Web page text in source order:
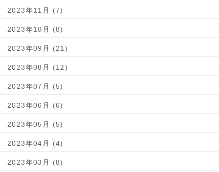
2023年11月 (7)
2023年10月 (8)
2023年09月 (21)
2023年08月 (12)
2023年07月 (5)
2023年06月 (6)
2023年05月 (5)
2023年04月 (4)
2023年03月 (8)